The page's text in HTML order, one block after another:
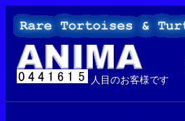
を
人目のお客様です